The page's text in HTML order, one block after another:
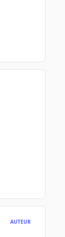
AUTEUR